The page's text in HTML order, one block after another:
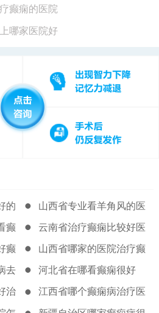
癫痫的医院
哪家医院好
的 山西省专业看羊角风的医
院
癫 云南省治疗癫痫比较好医
院
癫 山西省哪家的医院治疗癫
痫病很好
去 河北省在哪看癫痫很好
治 江西省哪个癫痫病治疗医